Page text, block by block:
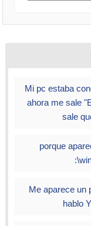
Mi pc estaba
ahora me sale
sale
porque
Me aparece un
hablo